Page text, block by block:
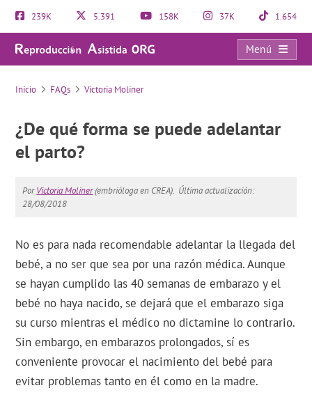
239K 5.391 158K 37K 1.654
Menú
FAQs
Inicio FAQs Victoria Moliner
¿De qué forma se puede adelantar
el parto?
PorVictoria Moliner(embrióloga en CREA). Última actualización:
28/08/2018
No es para nada recomendable adelantar la llegada del
bebé, a no ser que sea por una razón médica. Aunque
se hayan cumplido las 40 semanas de embarazo y el
bebé no haya nacido, se dejará que el embarazo siga
su curso mientras el médico no dictamine lo contrario.
Sin embargo, en embarazos prolongados, sí es
conveniente provocar el nacimiento del bebé para
evitar problemas tanto en él como en la madre.